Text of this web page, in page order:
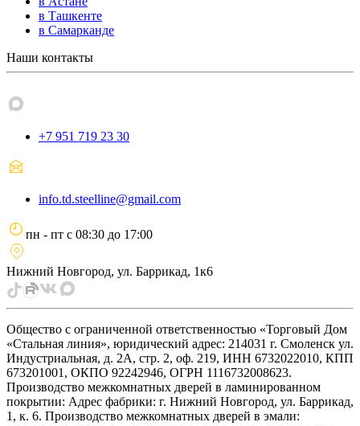
в Ташкенте
в Самарканде
Наши контакты
+7 951 719 23 30
info.td.steelline@gmail.com
пн - пт с 08:30 до 17:00
Нижний Новгород, ул. Баррикад, 1к6
Общество с ограниченной ответственностью «Торговый Дом
«Стальная линия», юридический адрес: 214031 г. Смоленск ул.
Индустриальная, д. 2А, стр. 2, оф. 219, ИНН 6732022010, КПП
673201001, ОКПО 92242946, ОГРН 1116732008623.
Производство межкомнатных дверей в ламинированном
покрытии: Адрес фабрики: г. Нижний Новгород, ул. Баррикад,
1, к. 6. Производство межкомнатных дверей в эмали: